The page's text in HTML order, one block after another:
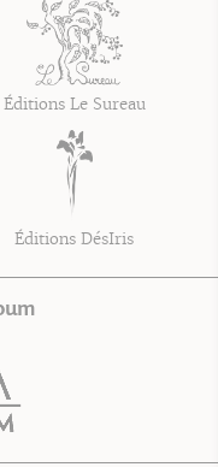
Éditions Le Sureau
Éditions DésIris